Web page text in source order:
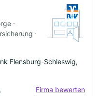
·
·
Flensburg-Schleswig,
Firma bewerten